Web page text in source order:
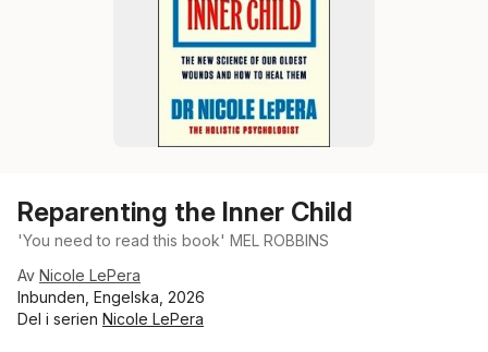
Reparenting the Inner Child
'You need to read this book' MEL ROBBINS
Av Nicole LePera
Inbunden, Engelska, 2026
Del i serien Nicole LePera